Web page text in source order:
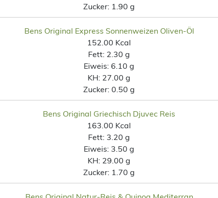
Zucker: 1.90 g
Bens Original Express Sonnenweizen Oliven-Öl
152.00 Kcal
Fett: 2.30 g
Eiweis: 6.10 g
KH: 27.00 g
Zucker: 0.50 g
Bens Original Griechisch Djuvec Reis
163.00 Kcal
Fett: 3.20 g
Eiweis: 3.50 g
KH: 29.00 g
Zucker: 1.70 g